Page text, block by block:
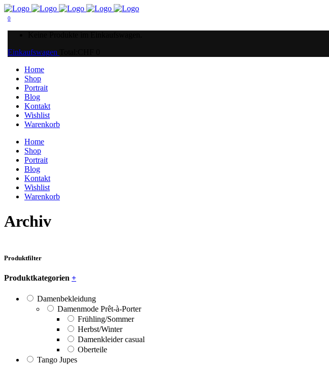
0
Einkaufswagen
Home
Shop
Portrait
Blog
Kontakt
Wishlist
Warenkorb
Home
Shop
Portrait
Blog
Kontakt
Wishlist
Warenkorb
Archiv
Produktfilter
Produktkategorien +
Damenbekleidung
Damenmode Prêt-à-Porter
Frühling/Sommer
Herbst/Winter
Damenkleider casual
Oberteile
Tango Jupes